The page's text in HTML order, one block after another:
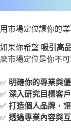
用市場定位讓你的
如果你希望 吸引高
麼市場定位是你不
✅ 明確你的專業與
✅ 深入研究目標客戶
✅ 打造個人品牌 ，
✅ 透過專業內容與